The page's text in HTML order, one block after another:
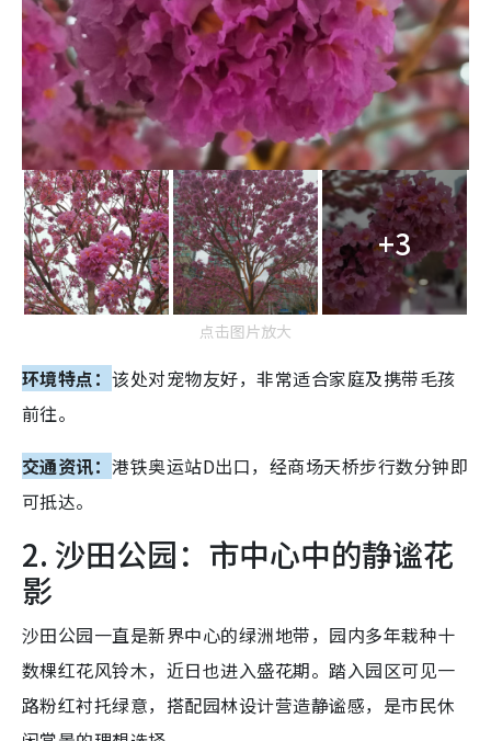
+3
点击图片放大
环境特点：该处对宠物友好，非常适合家庭及携带毛孩
前往。
交通资讯：港铁奥运站D出口，经商场天桥步行数分钟即
可抵达。
2. 沙田公园：市中心中的静谧花
影
沙田公园一直是新界中心的绿洲地带，园内多年栽种十
数棵红花风铃木，近日也进入盛花期。踏入园区可见一
路粉红衬托绿意，搭配园林设计营造静谧感，是市民休